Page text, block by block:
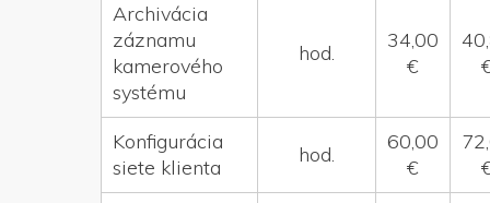
Archivácia
záznamu
kamerového
systému
hod.
34,00
€
Konfigurácia
siete klienta
hod.
60,00
€